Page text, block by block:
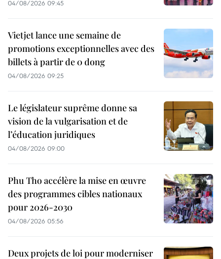
04/08/2026 09:45
Vietjet lance une semaine de
promotions exceptionnelles avec des
billets à partir de 0 dong
04/08/2026 09:25
Le législateur suprême donne sa
vision de la vulgarisation et de
l’éducation juridiques
04/08/2026 09:00
Phu Tho accélère la mise en œuvre
des programmes cibles nationaux
pour 2026-2030
04/08/2026 05:56
Deux projets de loi pour moderniser